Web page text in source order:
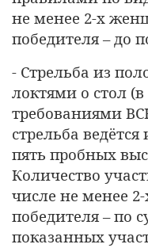
не менее 2-х
победителя – до
- Стрельба из
локтями о стол (в
требованиями
стрельба
пять пробных
Количество
числе не менее
победителя – по
показанных